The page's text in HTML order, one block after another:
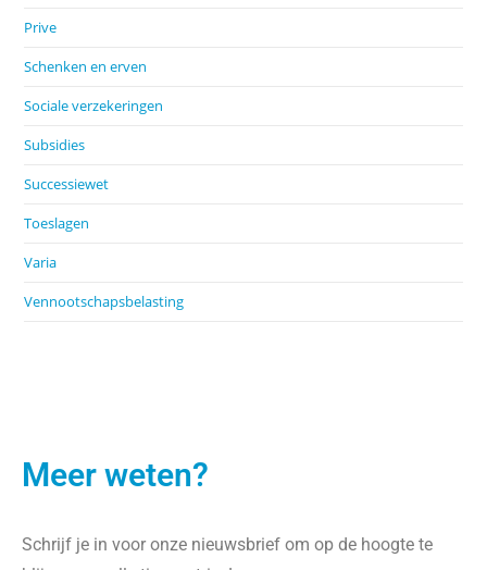
Prive
Schenken en erven
Sociale verzekeringen
Subsidies
Successiewet
Toeslagen
Varia
Vennootschapsbelasting
Meer weten?
Schrijf je in voor onze nieuwsbrief om op de hoogte te